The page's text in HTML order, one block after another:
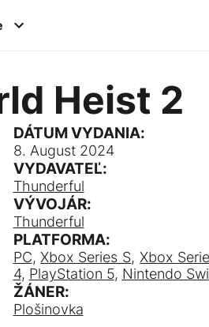
Heist 2
DÁTUM VYDANIA:
8. August 2024
VYDAVATEĽ:
Thunderful
VÝVOJÁR:
Thunderful
PLATFORMA:
PC,Xbox Series S,Xbox
4, PlayStation 5, Nintendo
ŽÁNER:
Plošinovka